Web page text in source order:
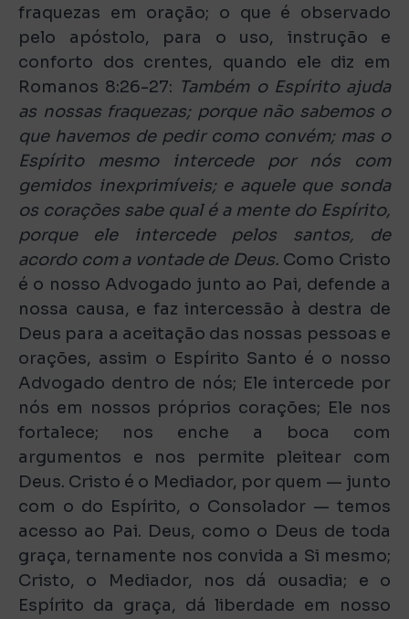
fraquezas em oração; o que é observado
pelo apóstolo, para o uso, instrução e
conforto dos crentes, quando ele diz em
Romanos 8:26-27: Também o Espírito ajuda
as nossas fraquezas; porque não sabemos o
que havemos de pedir como convém; mas o
Espírito mesmo intercede por nós com
gemidos inexprimíveis; e aquele que sonda
os corações sabe qual é a mente do Espírito,
porque ele intercede pelos santos, de
acordo com a vontade de Deus. Como Cristo
é o nosso Advogado junto ao Pai, defende a
nossa causa, e faz intercessão à destra de
Deus para a aceitação das nossas pessoas e
orações, assim o Espírito Santo é o nosso
Advogado dentro de nós; Ele intercede por
nós em nossos próprios corações; Ele nos
fortalece; nos enche a boca com
argumentos e nos permite pleitear com
Deus. Cristo é o Mediador, por quem — junto
com o do Espírito, o Consolador — temos
acesso ao Pai. Deus, como o Deus de toda
graça, ternamente nos convida a Si mesmo;
Cristo, o Mediador, nos dá ousadia; e o
Espírito da graça, dá liberdade em nosso